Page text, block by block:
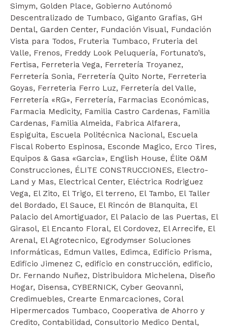
Simym, Golden Place, Gobierno Autónomó
Descentralizado de Tumbaco, Giganto Grafias, GH
Dental, Garden Center, Fundación Visual, Fundación
Vista para Todos, Fruteria Tumbaco, Fruteria del
Valle, Frenos, Freddy Look Peluquería, Fortunato’s,
Fertisa, Ferreteria Vega, Ferretería Troyanez,
Ferretería Sonia, Ferretería Quito Norte, Ferreteria
Goyas, Ferreteria Ferro Luz, Ferretería del Valle,
Ferretería «RG», Ferretería, Farmacias Económicas,
Farmacia Medicity, Familia Castro Cardenas, Familia
Cardenas, Familia Almeida, Fabrica Alfarera,
Espiguita, Escuela Politécnica Nacional, Escuela
Fiscal Roberto Espinosa, Esconde Magico, Erco Tires,
Equipos & Gasa «Garcia», English House, Élite O&M
Construcciones, ÉLITE CONSTRUCCIONES, Electro-
Land y Mas, Electrical Center, Eléctrica Rodriguez
Vega, El Zito, El Trigo, El terreno, El Tambo, El Taller
del Bordado, El Sauce, El Rincón de Blanquita, El
Palacio del Amortiguador, El Palacio de las Puertas, El
Girasol, El Encanto Floral, El Cordovez, El Arrecife, El
Arenal, El Agrotecnico, Egrodymser Soluciones
Informáticas, Edmun Valles, Edimca, Edificio Prisma,
Edificio Jimenez C, edificio en construcción, edificio,
Dr. Fernando Nuñez, Distribuidora Michelena, Diseño
Hogar, Disensa, CYBERNICK, Cyber Geovanni,
Credimuebles, Crearte Enmarcaciones, Coral
Hipermercados Tumbaco, Cooperativa de Ahorro y
Credito, Contabilidad, Consultorio Medico Dental,